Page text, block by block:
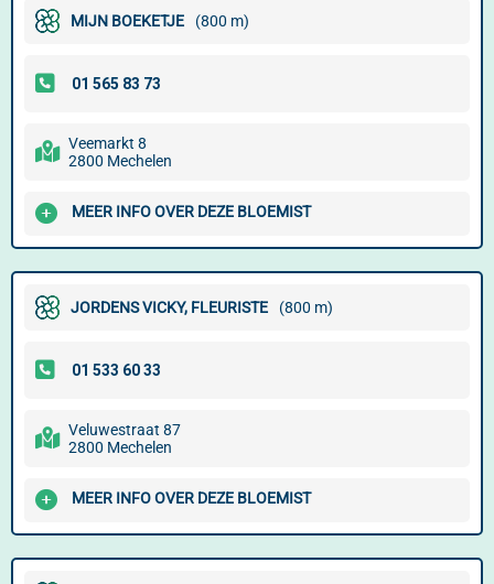
MIJN BOEKETJE (800 m)
Veemarkt 8
2800 Mechelen
MEER INFO OVER DEZE BLOEMIST
JORDENS VICKY, FLEURISTE (800 m)
Veluwestraat 87
2800 Mechelen
MEER INFO OVER DEZE BLOEMIST